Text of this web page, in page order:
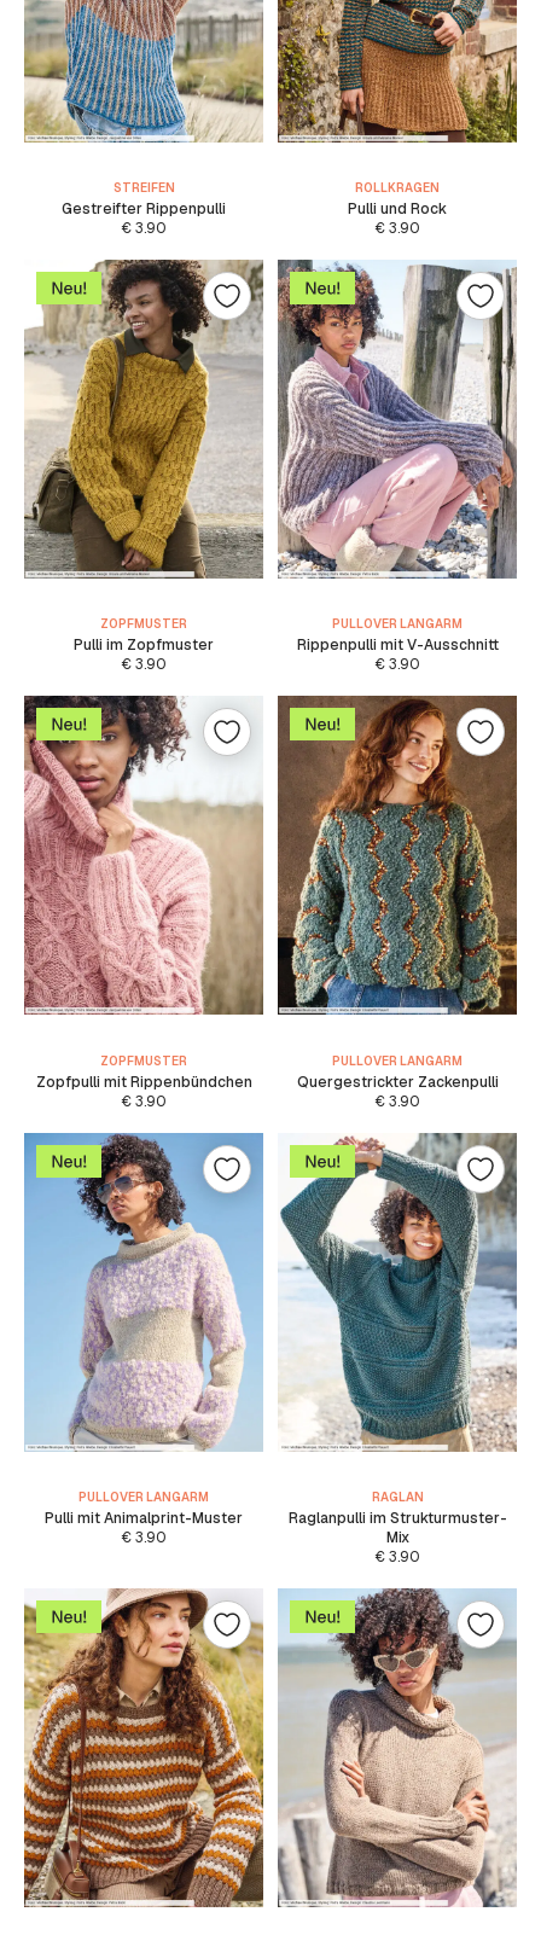
STREIFEN
Gestreifter Rippenpulli
€3.90
ROLLKRAGEN
Pulli und Rock
€3.90
ZOPFMUSTER
Pulli im Zopfmuster
€3.90
PULLOVER LANGARM
Rippenpulli mit V-Ausschnitt
€3.90
ZOPFMUSTER
Zopfpulli mit Rippenbündchen
€3.90
PULLOVER LANGARM
Quergestrickter Zackenpulli
€3.90
PULLOVER LANGARM
Pulli mit Animalprint-Muster
€3.90
RAGLAN
Raglanpulli im Strukturmuster-
Mix
€3.90